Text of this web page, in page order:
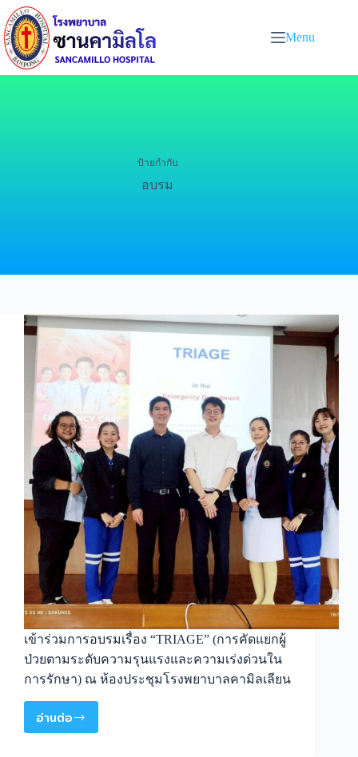
Menu
ป้ายกำกับ
อบรม
เข้าร่วมการอบรมเรื่อง “TRIAGE” (การคัดแยกผู้
ป่วยตามระดับความรุนแรงและความเร่งด่วนใน
การรักษา) ณ ห้องประชุมโรงพยาบาลคามิลเลียน
อ่านต่อ